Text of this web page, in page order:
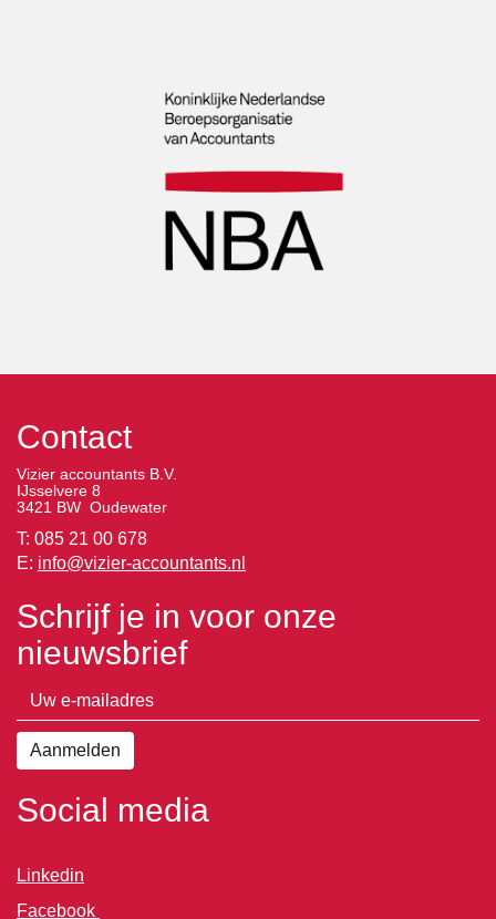
Contact
Vizier accountants B.V.
IJsselvere 8
3421 BW Oudewater
T: 085 21 00 678
E: info@vizier-accountants.nl
Schrijf je in voor onze
nieuwsbrief
Social media
Linkedin
Facebook